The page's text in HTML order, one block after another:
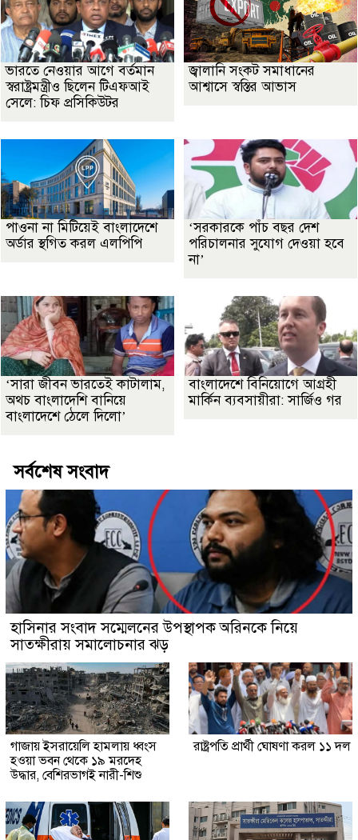
ভারতে নেওয়ার আগে বর্তমান
স্বরাষ্ট্রমন্ত্রীও ছিলেন টিএফআই
সেলে: চিফ প্রসিকিউটর
জ্বালানি সংকট সমাধানের
আশ্বাসে স্বস্তির আভাস
পাওনা না মিটিয়েই বাংলাদেশে
অর্ডার স্থগিত করল এলপিপি
‘সরকারকে পাঁচ বছর দেশ
পরিচালনার সুযোগ দেওয়া হবে
না’
‘সারা জীবন ভারতেই কাটালাম,
অথচ বাংলাদেশি বানিয়ে
বাংলাদেশে ঠেলে দিলো’
বাংলাদেশে বিনিয়োগে আগ্রহী
মার্কিন ব্যবসায়ীরা: সার্জিও গর
সর্বশেষ সংবাদ
হাসিনার সংবাদ সম্মেলনের উপস্থাপক অরিনকে নিয়ে
সাতক্ষীরায় সমালোচনার ঝড়
গাজায় ইসরায়েলি হামলায় ধ্বংস
হওয়া ভবন থেকে ১৯ মরদেহ
উদ্ধার, বেশিরভাগই নারী-শিশু
রাষ্ট্রপতি প্রার্থী ঘোষণা করল ১১ দল